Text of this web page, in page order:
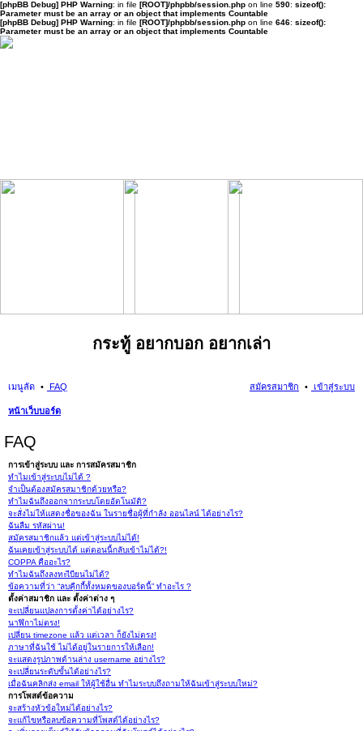
[phpBB Debug] PHP Warning: in file [ROOT]/phpbb/session.php on line 590: sizeof():
Parameter must be an array or an object that implements Countable
[phpBB Debug] PHP Warning: in file [ROOT]/phpbb/session.php on line 646: sizeof():
Parameter must be an array or an object that implements Countable
กระทู้ อยากบอก อยากเล่า
เมนูลัด FAQ เข้าสู่ระบบ
สมัครสมาชิก
หน้าเว็บบอร์ด
FAQ
การเข้าสู่ระบบ และ การสมัครสมาชิก
ทำไมเข้าสู่ระบบไม่ได้ ?
จำเป็นต้องสมัครสมาชิกด้วยหรือ?
ทำไมฉันถึงออกจากระบบโดยอัตโนมัติ?
จะสั่งไม่ให้แสดงชื่อของฉัน ในรายชื่อผู้ที่กำลัง ออนไลน์ ได้อย่างไร?
ฉันลืม รหัสผ่าน!
สมัครสมาชิกแล้ว แต่เข้าสู่ระบบไม่ได้!
ฉันเคยเข้าสู่ระบบได้ แต่ตอนนี้กลับเข้าไม่ได้?!
COPPA คืออะไร?
ทำไมฉันถึงลงทะเีบียนไม่ได้?
ข้อความที่ว่า “ลบคุีกกี้ทั้งหมดของบอร์ดนี้” ทำอะไร ?
ตั้งค่าสมาชิก และ ตั้งค่าต่าง ๆ
จะเปลี่ยนแปลงการตั้งค่าได้อย่างไร?
นาฬิกาไม่ตรง!
เปลี่ยน timezone แล้ว แต่เวลา ก็ยังไม่ตรง!
ภาษาที่ฉันใช้ ไม่ได้อยู่ในรายการให้เลือก!
จะแสดงรูปภาพด้านล่าง username อย่างไร?
จะเปลี่ยนระดับขั้นได้อย่างไร?
เมื่อฉันคลิกส่ง email ให้ผู้ใช้อื่น ทำไมระบบถึงถามให้ฉันเข้าสู่ระบบใหม่?
การโพสต์ข้อความ
จะสร้างหัวข้อใหม่ได้อย่างไร?
จะแก้ไขหรือลบข้อความที่โพสต์ได้อย่างไร?